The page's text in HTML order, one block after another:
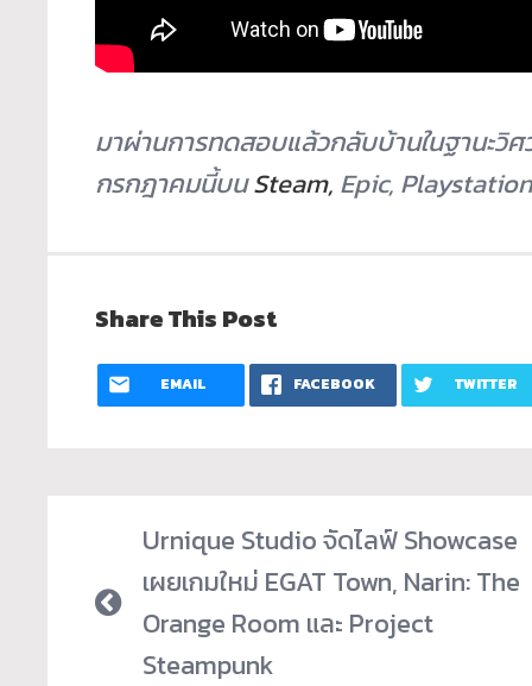
มาผ่านการทดสอบแล้วกลับบ้านในฐานะวิ
กรกฎาคมนี้บนSteam, Epic,
Share This Post
EMAIL FACEBOOK TWITTER
Urnique Studio จัดไลฟ์ Showcase
เผยเกมใหม่ EGAT Town, Narin: The
Orange Room และ Project
Steampunk